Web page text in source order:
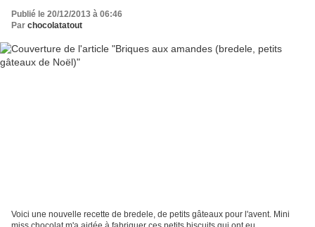
Publié le 20/12/2013 à 06:46
Par chocolatatout
Voici une nouvelle recette de bredele, de petits gâteaux pour l'avent. Mini